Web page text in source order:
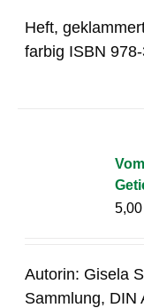
Heft,
farbig ISBN
Autorin: Gisela
Sammlung, DIN